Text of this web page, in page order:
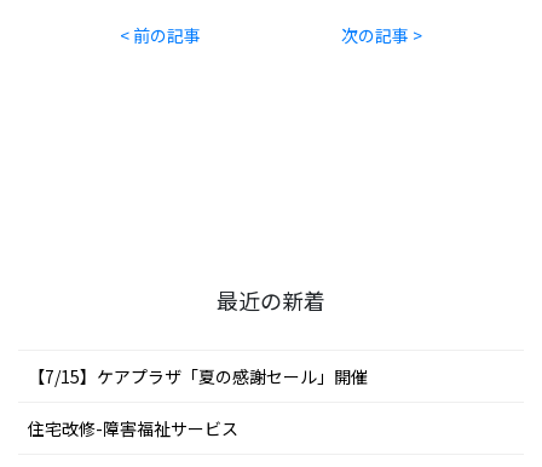
< 前の記事 次の記事 >
最近の新着
【7/15】ケアプラザ「夏の感謝セール」開催
住宅改修-障害福祉サービス